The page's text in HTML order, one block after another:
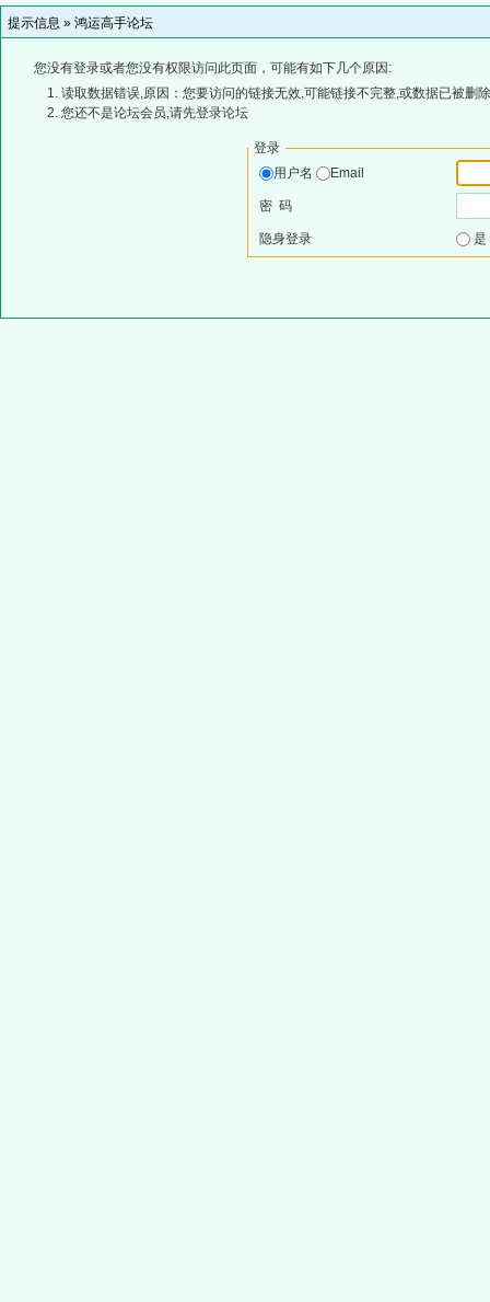
提示信息 » 鸿运高手论坛
您没有登录或者您没有权限访问此页面，可能有如下几个原因:
读取数据错误,原因：您要访问的链接无效,可能链接不完整,或数据已被删
您还不是论坛会员,请先登录论坛
登录
用户名
Email
密 码
隐身登录